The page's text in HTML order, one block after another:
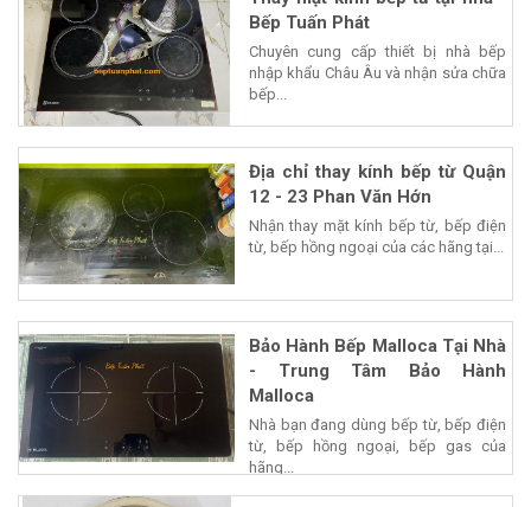
Bếp Tuấn Phát
Chuyên cung cấp thiết bị nhà bếp
nhập khẩu Châu Âu và nhận sửa chữa
bếp...
Địa chỉ thay kính bếp từ Quận
12 - 23 Phan Văn Hớn
Nhận thay mặt kính bếp từ, bếp điện
từ, bếp hồng ngoại của các hãng tại...
Bảo Hành Bếp Malloca Tại Nhà
- Trung Tâm Bảo Hành
Malloca
Nhà bạn đang dùng bếp từ, bếp điện
từ, bếp hồng ngoại, bếp gas của
hãng...